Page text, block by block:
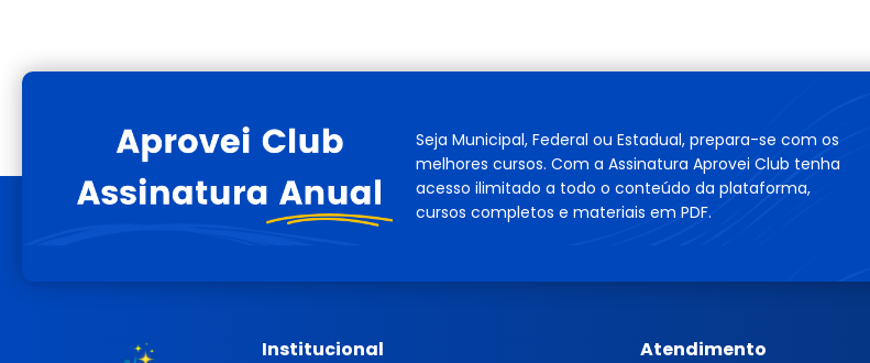
Seja Municipal, Federal ou Estadual, prepara-se com os
melhores cursos. Com a Assinatura Aprovei Club tenha
acesso ilimitado a todo o conteúdo da plataforma,
cursos completos e materiais em PDF.
Institucional Atendimento